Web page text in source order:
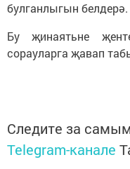
булганлыгын белдерә.
Бу җинаятьне
сорауларга җавап
Следите за
Telegram-канале